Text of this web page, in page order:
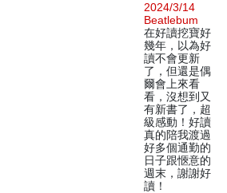
2024/3/14
Beatlebum
在好讀挖寶好
幾年，以為好
讀不會更新
了，但還是偶
爾會上來看
看，沒想到又
有新書了，超
級感動！好讀
真的陪我渡過
好多個通勤的
日子跟愜意的
週末，謝謝好
讀！